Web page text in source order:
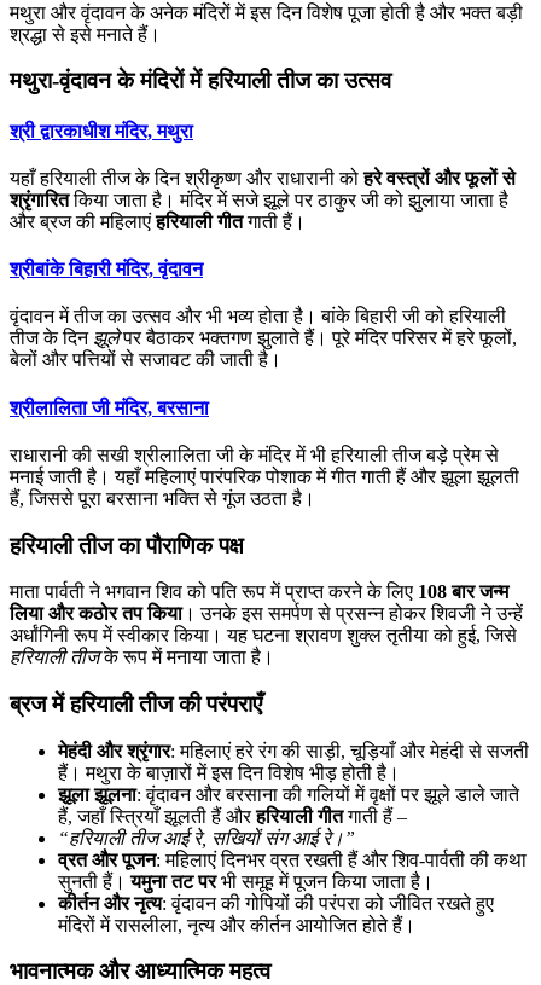
मथुरा और वृंदावन के अनेक मंदिरों में इस दिन विशेष पूजा होती है और भक्त बड़ी
श्रद्धा से इसे मनाते हैं।
मथुरा-वृंदावन के मंदिरों में हरियाली तीज का उत्सव
श्री द्वारकाधीश मंदिर, मथुरा
यहाँ हरियाली तीज के दिन श्रीकृष्ण और राधारानी कोहरे वस्त्रों और फूलों से
श्रृंगारितकिया जाता है। मंदिर में सजे झूले पर ठाकुर जी को झुलाया जाता है
और ब्रज की महिलाएंहरियाली गीतगाती हैं।
श्रीबांके बिहारी मंदिर, वृंदावन
वृंदावन में तीज का उत्सव और भी भव्य होता है। बांके बिहारी जी को हरियाली
तीज के दिन झूलेपर बैठाकर भक्तगण झुलाते हैं। पूरे मंदिर परिसर में हरे फूलों,
बेलों और पत्तियों से सजावट की जाती है।
श्रीलालिता जी मंदिर, बरसाना
राधारानी की सखी श्रीलालिता जी के मंदिर में भी हरियाली तीज बड़े प्रेम से
मनाई जाती है। यहाँ महिलाएं पारंपरिक पोशाक में गीत गाती हैं और झूला झूलती
हैं, जिससे पूरा बरसाना भक्ति से गूंज उठता है।
हरियाली तीज का पौराणिक पक्ष
माता पार्वती ने भगवान शिव को पति रूप में प्राप्त करने के लिए 108 बार जन्म
लिया और कठोर तप किया। उनके इस समर्पण से प्रसन्न होकर शिवजी ने उन्हें
अर्धांगिनी रूप में स्वीकार किया। यह घटना श्रावण शुक्ल तृतीया को हुई, जिसे
हरियाली तीजके रूप में मनाया जाता है।
ब्रज में हरियाली तीज की परंपराएँ
मेहंदी और श्रृंगार: महिलाएं हरे रंग की साड़ी, चूड़ियाँ और मेहंदी से सजती
हैं। मथुरा के बाज़ारों में इस दिन विशेष भीड़ होती है।
झूला झूलना: वृंदावन और बरसाना की गलियों में वृक्षों पर झूले डाले जाते
हैं, जहाँ स्त्रियाँ झूलती हैं औरहरियाली गीतगाती हैं –
“हरियाली तीज आई रे, सखियों संग आई रे।”
व्रत और पूजन: महिलाएं दिनभर व्रत रखती हैं और शिव-पार्वती की कथा
सुनती हैं।यमुना तट परभी समूह में पूजन किया जाता है।
कीर्तन और नृत्य: वृंदावन की गोपियों की परंपरा को जीवित रखते हुए
मंदिरों में रासलीला, नृत्य और कीर्तन आयोजित होते हैं।
भावनात्मक और आध्यात्मिक महत्व